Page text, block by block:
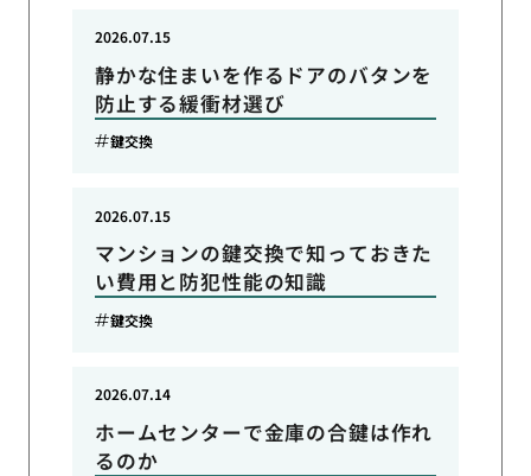
静かな住まいを作るドアのバタンを
防止する緩衝材選び
2026.07.15
鍵交換
マンションの鍵交換で知っておきた
い費用と防犯性能の知識
2026.07.15
鍵交換
ホームセンターで金庫の合鍵は作れ
るのか
2026.07.14